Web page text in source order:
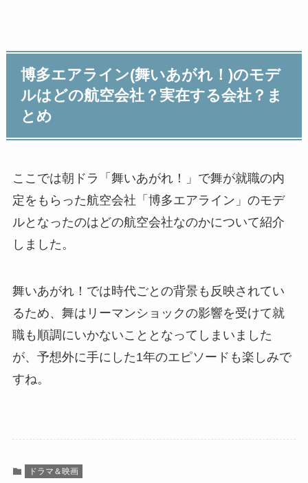
博多エアライン(舞いあがれ！)のモデ
ルはどの航空会社？実在する会社？ま
とめ
ここでは朝ドラ「舞いあがれ！」で舞が就職の内
定をもらった航空会社「博多エアライン」のモデ
ルとなったのはどの航空会社なのかについて紹介
しました。
舞いあがれ！では時代ごとの背景も反映されてい
るため、舞はリーマンショックの影響を受けて就
職も順調にいかないこととなってしまいました
が、予想外に手にした1年のエピソードも楽しみで
すね。
ドラマ＆映画